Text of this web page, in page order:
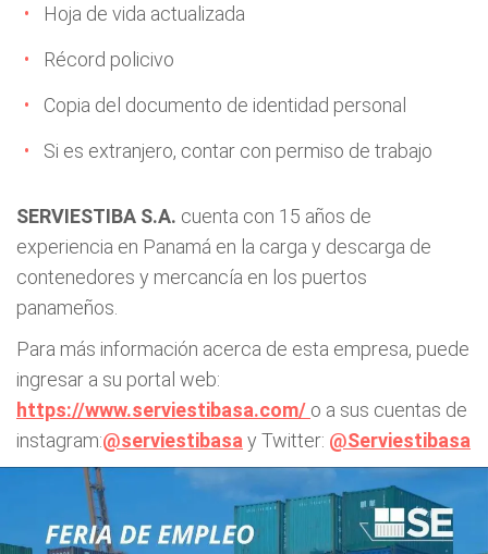
Hoja de vida actualizada
Récord policivo
Copia del documento de identidad personal
Si es extranjero, contar con permiso de trabajo
SERVIESTIBA S.A. cuenta con 15 años de
experiencia en Panamá en la carga y descarga de
contenedores y mercancía en los puertos
panameños.
Para más información acerca de esta empresa, puede
ingresar a su portal web:
https://www.serviestibasa.com/ o a sus cuentas de
instagram:@serviestibasa y Twitter: @Serviestibasa